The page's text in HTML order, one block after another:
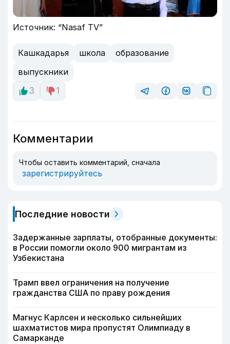
Источник: “Nasaf TV”
Кашкадарья школа
образование
выпускники
3
1
Комментарии
Чтобы оставить комментарий, сначала
зарегистрируйтесь
Последние новости
Задержанные зарплаты, отобранные документы:
в России помогли около 900 мигрантам из
Узбекистана
Трамп ввел ограничения на получение
гражданства США по праву рождения
Магнус Карлсен и несколько сильнейших
шахматистов мира пропустят Олимпиаду в
Самарканде